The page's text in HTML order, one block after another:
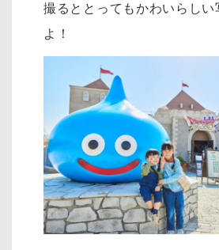
撮るととってもかわいらしい
よ！